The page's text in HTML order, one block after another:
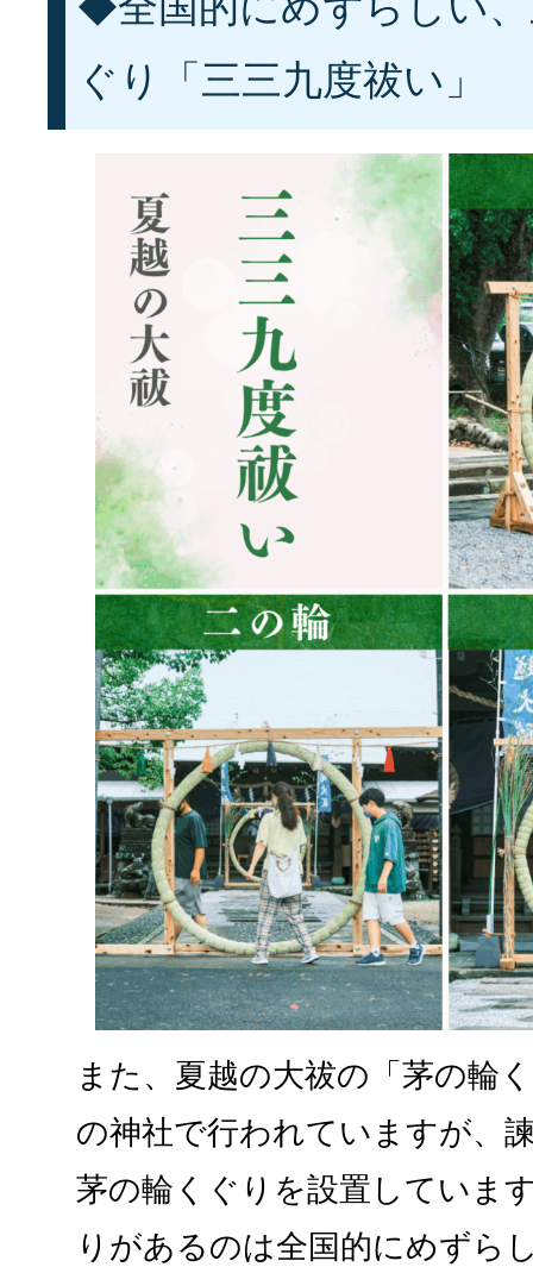
ぐり「三三九度祓い」
また、夏越の大祓の「茅の輪
の神社で行われていますが、
茅の輪くぐりを設置していま
りがあるのは全国的にめずら